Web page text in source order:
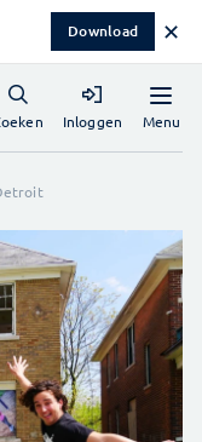
Download ✕
Menu
Inloggen